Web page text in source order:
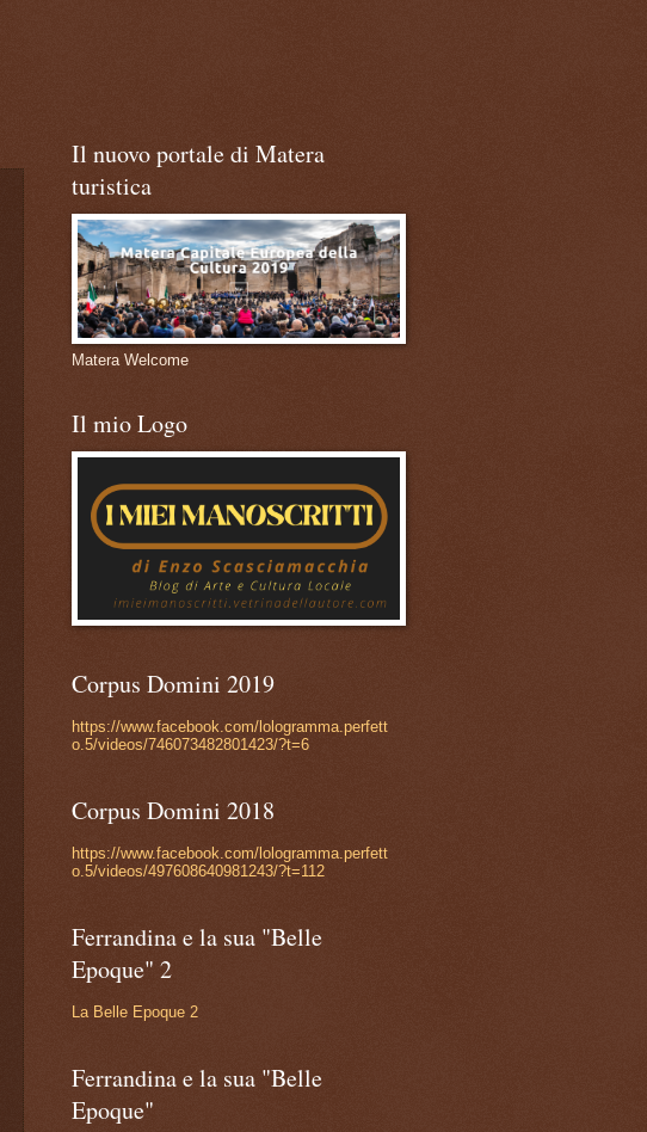
Il nuovo portale di Matera
turistica
Matera Welcome
Il mio Logo
Corpus Domini 2019
https://www.facebook.com/lologramma.perfett
o.5/videos/746073482801423/?t=6
Corpus Domini 2018
https://www.facebook.com/lologramma.perfett
o.5/videos/497608640981243/?t=112
Ferrandina e la sua "Belle
Epoque" 2
La Belle Epoque 2
Ferrandina e la sua "Belle
Epoque"